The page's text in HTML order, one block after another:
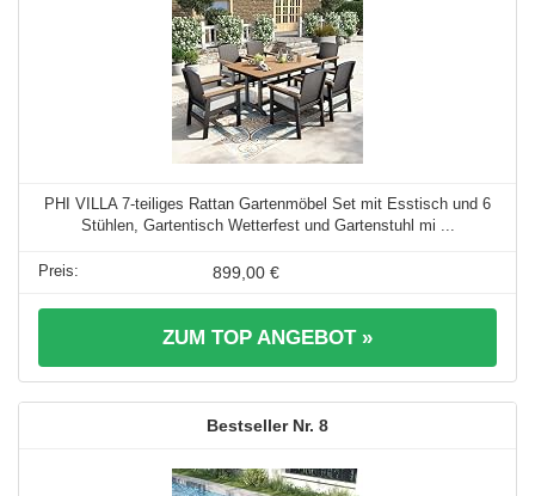
PHI VILLA 7-teiliges Rattan Gartenmöbel Set mit Esstisch und 6
Stühlen, Gartentisch Wetterfest und Gartenstuhl mi ...
899,00 €
ZUM TOP ANGEBOT »
8